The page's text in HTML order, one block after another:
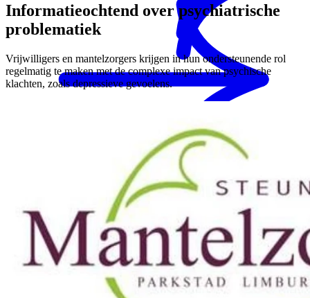
Mantelzorgondersteuning
Informatieochtend over psychiatrische
problematiek
Vrijwilligers en mantelzorgers krijgen in hun ondersteunende rol
regelmatig te maken met de complexe impact van psychische
klachten, zoals depressieve gevoelens.